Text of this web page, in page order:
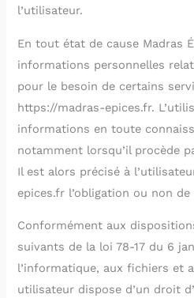
l’utilisateur.
En tout état de cause Madras
informations personnelles
pour le besoin de certains
https://madras-epices.fr.
informations en toute
notamment lorsqu’il procède
Il est alors précisé à
epices.fr l’obligation ou non
Conformément aux
suivants de la loi 78-17 du 6
l’informatique, aux fichiers et
utilisateur dispose d’un droit